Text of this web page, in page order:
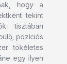
hogy a
tekint
tisztában
pozíciós
tökéletes
egy ilyen